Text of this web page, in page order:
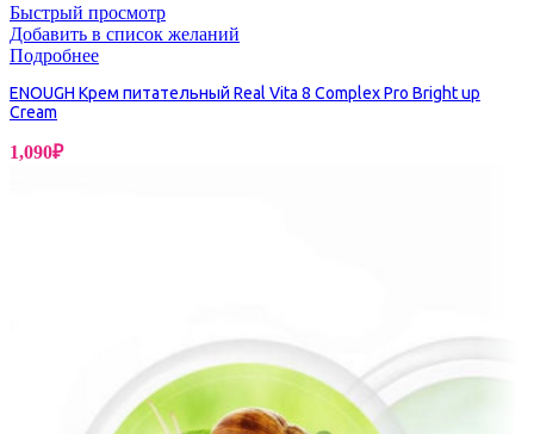
Быстрый просмотр
Добавить в список желаний
Подробнее
ENOUGH Крем питательный Real Vita 8 Complex Pro Bright up
Cream
1,090₽